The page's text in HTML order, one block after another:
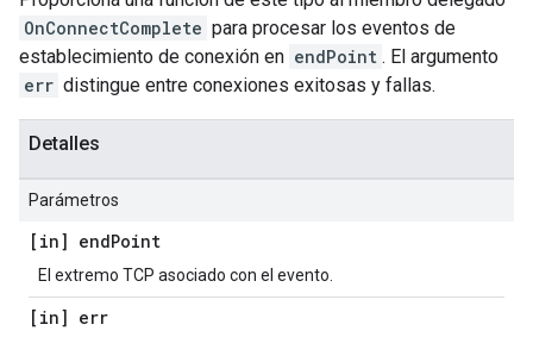
OnConnectComplete para procesar los eventos de
establecimiento de conexión en endPoint . El argumento
err distingue entre conexiones exitosas y fallas.
Detalles
Parámetros
[in] endPoint
El extremo TCP asociado con el evento.
[in] err